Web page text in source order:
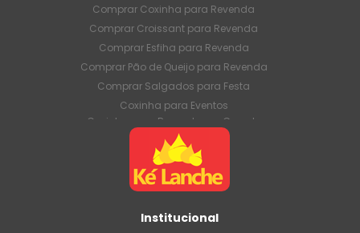
Comprar Coxinha para Revenda
Comprar Croissant para Revenda
Comprar Esfiha para Revenda
Comprar Pão de Queijo para Revenda
Comprar Salgados para Festa
Coxinha para Eventos
Coxinha para Revenda em Grande
Quantidade
Coxinha para Venda Direto da Fábrica
Coxinha para Venda em Atacado
Croissant para Revenda em Grande
Croissant para Venda Direto da Fábrica
Institucional